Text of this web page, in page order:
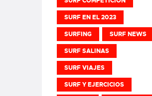
SURF EN EL 2023
SURFING SURF NEWS
SURF SALINAS
SURF VIAJES
SURF Y EJERCICIOS